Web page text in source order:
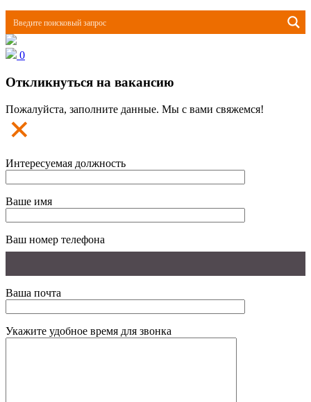
0
Откликнуться на вакансию
Пожалуйста, заполните данные. Мы с вами свяжемся!
Интересуемая должность
Ваше имя
Ваш номер телефона
Ваша почта
Укажите удобное время для звонка